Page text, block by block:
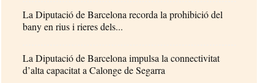
La Diputació de Barcelona recorda la prohibició del
bany en rius i rieres dels...
La Diputació de Barcelona impulsa la connectivitat
d’alta capacitat a Calonge de Segarra